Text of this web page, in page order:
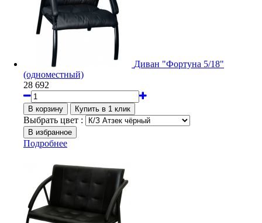
Диван "Фортуна 5/18"
(одноместный)
28 692
Выбрать цвет :
Подробнее